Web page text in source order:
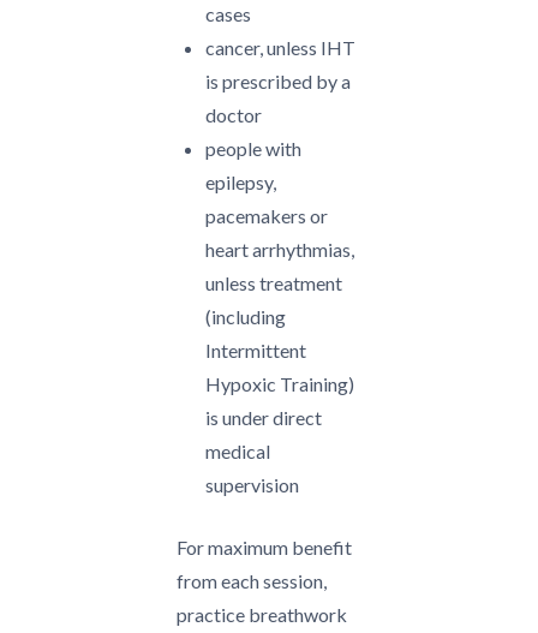
cases
cancer, unless IHT
is prescribed by a
doctor
people with
epilepsy,
pacemakers or
heart arrhythmias,
unless treatment
(including
Intermittent
Hypoxic Training)
is under direct
medical
supervision
For maximum benefit
from each session,
practice breathwork